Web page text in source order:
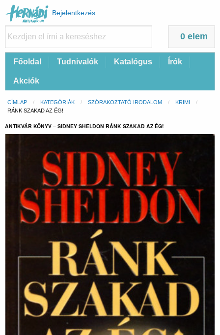
Felhasználói
fiók
menüje
Bejelentkezés
0 elem
FőFőoldal Tudnivalók Katalógus Írók
Akciók
Morzsa
CÍMLAP KATEGÓRIÁK SZÓRAKOZTATÓ IRODALOM
KRIMI
CURRENT:
RÁNK SZAKAD AZ ÉG!
ANTIKVÁR KÖNYV – SIDNEY SHELDON RÁNK SZAKAD AZ ÉG!